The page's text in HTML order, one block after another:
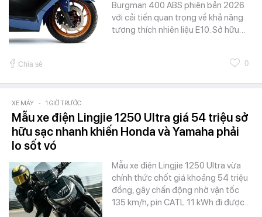
Burgman 400 ABS phiên bản 2026
với cải tiến quan trọng về khả năng
tương thích nhiên liệu E10. Sở hữu…
Chia sẻ 0
XE MÁY - 1 GIỜ TRƯỚC
Mẫu xe điện Lingjie 1250 Ultra giá 54 triệu sở
hữu sạc nhanh khiến Honda và Yamaha phải
lo sốt vó
Mẫu xe điện Lingjie 1250 Ultra vừa
chính thức chốt giá khoảng 54 triệu
đồng, gây chấn động nhờ vận tốc
135 km/h, pin CATL 11 kWh đi được…